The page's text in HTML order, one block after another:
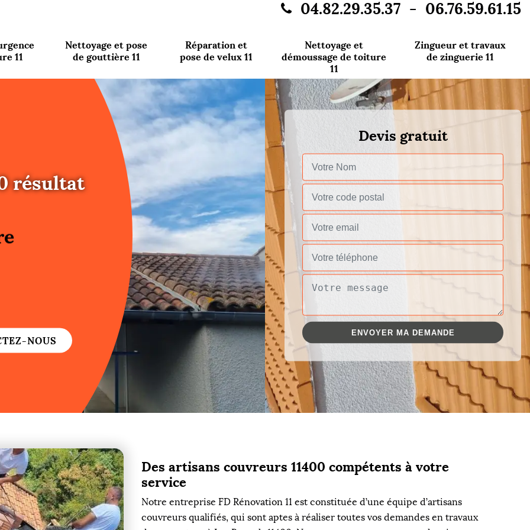
04.82.29.35.37 - 06.76.59.61.15
11
Nettoyage et pose
de gouttière 11
Réparation et
pose de velux 11
Nettoyage et
démoussage de toiture
11
Zingueur et travaux
de zinguerie 11
résultat
NOUS
Devis gratuit
Des artisans couvreurs 11400 compétents à votre
service
Notre entreprise FD Rénovation 11 est constituée d’une équipe d’artisans
couvreurs qualifiés, qui sont aptes à réaliser toutes vos demandes en travaux